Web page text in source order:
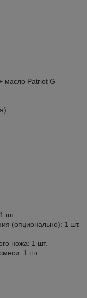
масло Patriot G-
шт.
(опционально): 1 шт.
ножа: 1 шт.
1 шт.